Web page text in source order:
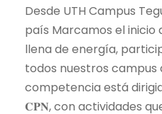
Desde UTH Campus
país Marcamos el inicio
llena de energía,
todos nuestros campus
competencia está dirigida
𝐂𝐏𝐍, con actividades